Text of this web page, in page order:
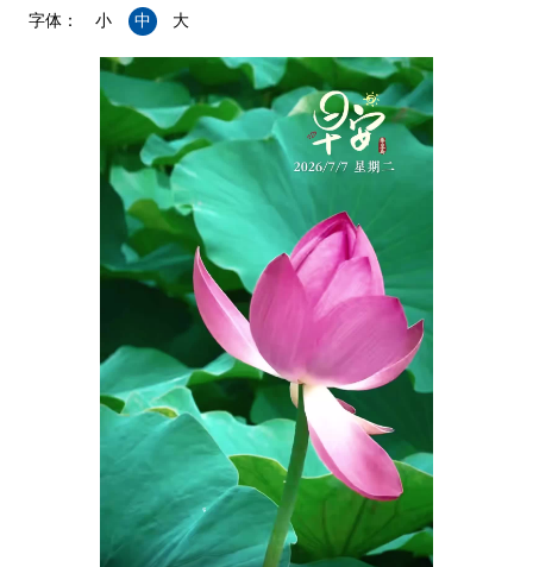
字体： 小 中 大